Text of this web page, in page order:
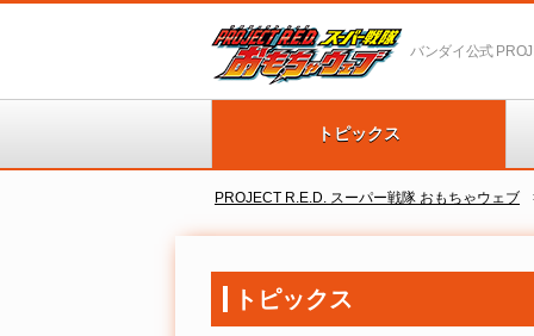
バンダイ公式
トピックス
PROJECT R.E.D. スーパー戦隊 おもちゃウェブ
トピックス